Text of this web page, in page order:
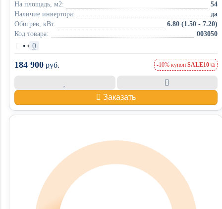
На площадь, м2:
54
Наличие инвертора:
да
Обогрев, кВт:
6.80 (1.50 - 7.20)
Код товара:
003050
• 0
184 900 руб. -10% купон SALE10
Заказать